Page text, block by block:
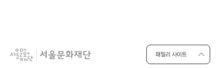
패밀리 사이트